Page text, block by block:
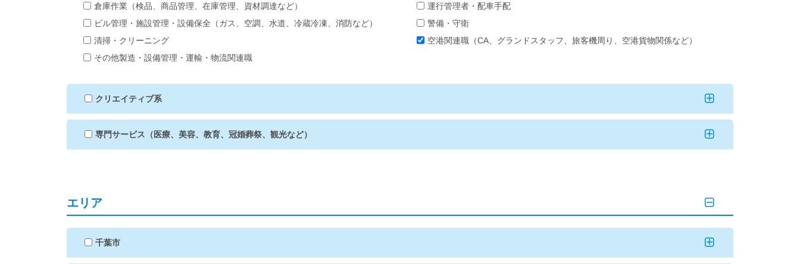
倉庫作業（検品、商品管理、在庫管理、資材調達など）
運行管理者・配車手配
ビル管理・施設管理・設備保全（ガス、空調、水道、冷蔵冷凍、消防など）
警備・守衛
清掃・クリーニング
空港関連職（CA、グランドスタッフ、旅客機周り、空港貨物関係など）
その他製造・設備管理・運輸・物流関連職
クリエイティブ系
専門サービス（医療、美容、教育、冠婚葬祭、観光など）
エリア
千葉市